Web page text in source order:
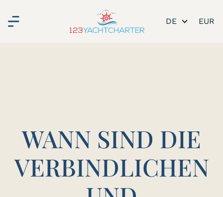
DE
WANN SIND DIE
VERBINDLICHEN